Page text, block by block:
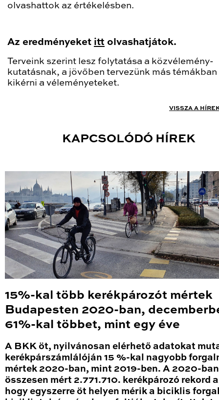
olvashattok az értékelésben.
Az eredményeket itt olvashatjátok.
Terveink szerint lesz folytatása a közvélemény-
kutatásnak, a jövőben tervezünk más témákban
kikérni a véleményeteket.
VISSZA A
KAPCSOLÓDÓ HÍREK
15%-kal több kerékpározót mértek
Budapesten 2020-ban,
61%-kal többet, mint egy éve
A BKK öt, nyilvánosan elérhető adatokat
kerékpárszámlálóján 15 %-kal nagyobb
mértek 2020-ban, mint 2019-ben. A 2020-ban
összesen mért 2.771.710. kerékpározó rekord
hogy egyszerre öt helyen mérik a biciklis